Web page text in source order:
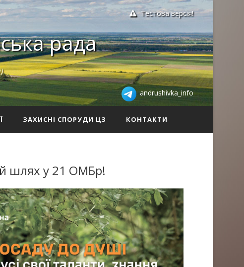
Тестова версія!
рада
andrushivka_info
ЗАХИСНІ СПОРУДИ ЦЗ КОНТАКТИ
шлях у 21 ОМБр!